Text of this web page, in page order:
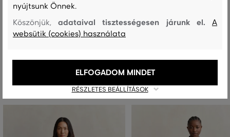
MOSÁS FEHÉRÍTÉS SZÁRÍTÁS TISZTÍTÁS
Ajánlott termékek
nyújtsunk Önnek.
Köszönjük,adataival tisztességesen járunk el.A
websütik (cookies) használata
RÉSZLETES BEÁLLÍTÁSOK
ELFOGADOM MINDET